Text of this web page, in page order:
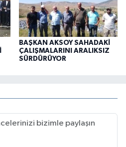
BAŞKAN AKSOY SAHADAKİ
ÇALIŞMALARINI ARALIKSIZ
SÜRDÜRÜYOR